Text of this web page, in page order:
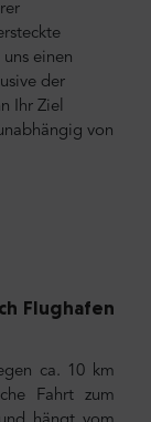
einen
der
Ihr Ziel
von
Flughafen
ca. 10 km
Fahrt zum